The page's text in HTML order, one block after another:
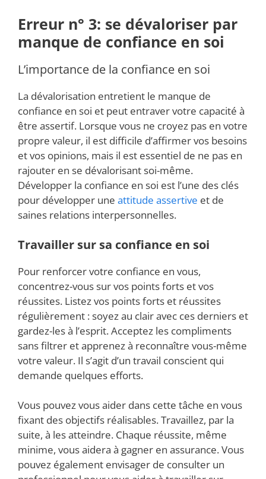
Erreur n° 3: se dévaloriser par
manque de confiance en soi
L’importance de la confiance en soi
La dévalorisation entretient le manque de
confiance en soi et peut entraver votre capacité à
être assertif. Lorsque vous ne croyez pas en votre
propre valeur, il est difficile d’affirmer vos besoins
et vos opinions, mais il est essentiel de ne pas en
rajouter en se dévalorisant soi-même.
Développer la confiance en soi est l’une des clés
pour développer une attitude assertive et de
saines relations interpersonnelles.
Travailler sur sa confiance en soi
Pour renforcer votre confiance en vous,
concentrez-vous sur vos points forts et vos
réussites. Listez vos points forts et réussites
régulièrement : soyez au clair avec ces derniers et
gardez-les à l’esprit. Acceptez les compliments
sans filtrer et apprenez à reconnaître vous-même
votre valeur. Il s’agit d’un travail conscient qui
demande quelques efforts.
Vous pouvez vous aider dans cette tâche en vous
fixant des objectifs réalisables. Travaillez, par la
suite, à les atteindre. Chaque réussite, même
minime, vous aidera à gagner en assurance. Vous
pouvez également envisager de consulter un